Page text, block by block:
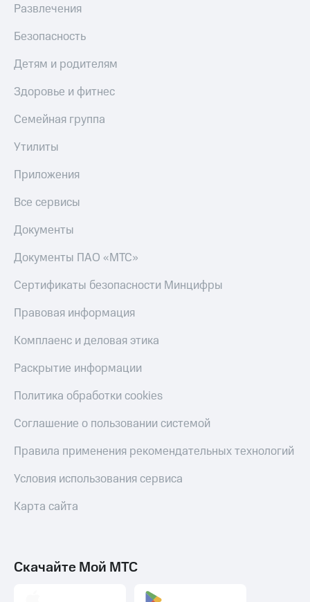
Развлечения
Безопасность
Детям и родителям
Здоровье и фитнес
Семейная группа
Утилиты
Приложения
Все сервисы
Документы
Документы ПАО «МТС»
Сертификаты безопасности Минцифры
Правовая информация
Комплаенс и деловая этика
Раскрытие информации
Политика обработки cookies
Соглашение о пользовании системой
Правила применения рекомендательных технологий
Условия использования сервиса
Карта сайта
Скачайте Мой МТС